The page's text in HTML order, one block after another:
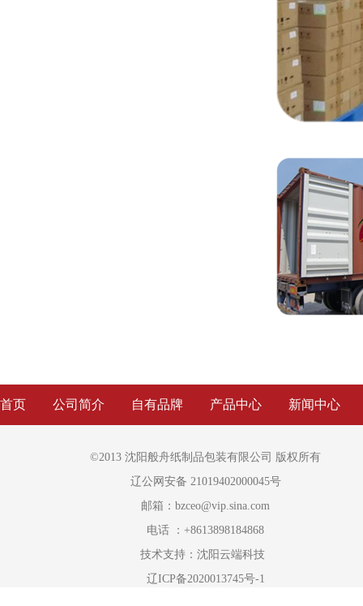
首页 公司简介 自有品牌 产品中心 新闻中心
©2013 沈阳般舟纸制品包装有限公司 版权所有
辽公网安备 21019402000045号
邮箱：bzceo@vip.sina.com
电话 ：+8613898184868
技术支持： 沈阳云端科技
辽ICP备2020013745号-1